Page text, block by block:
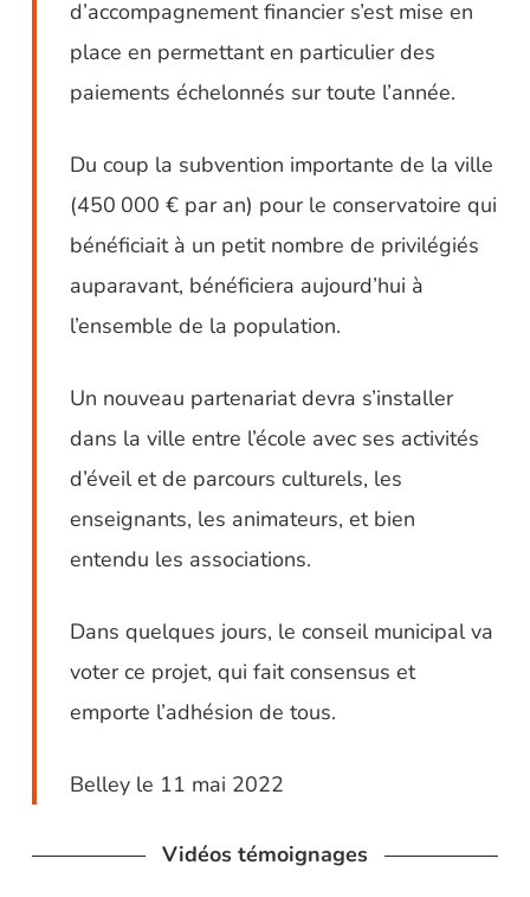
d’accompagnement financier s’est mise en
place en permettant en particulier des
paiements échelonnés sur toute l’année.
Du coup la subvention importante de la ville
(450 000 € par an) pour le conservatoire qui
bénéficiait à un petit nombre de privilégiés
auparavant, bénéficiera aujourd’hui à
l’ensemble de la population.
Un nouveau partenariat devra s’installer
dans la ville entre l’école avec ses activités
d’éveil et de parcours culturels, les
enseignants, les animateurs, et bien
entendu les associations.
Dans quelques jours, le conseil municipal va
voter ce projet, qui fait consensus et
emporte l’adhésion de tous.
Belley le 11 mai 2022
Vidéos témoignages